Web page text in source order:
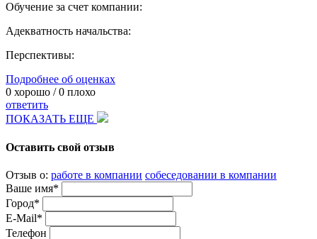
Обучение за счет компании:
Адекватность начальства:
Перспективы:
Подробнее об оценках
0 хорошо /0 плохо
ответить
ПОКАЗАТЬ ЕЩЕ
Оставить свой отзыв
Отзыв о: работе в компании собеседовании в компании
Ваше имя*
Город*
E-Mail*
Телефон